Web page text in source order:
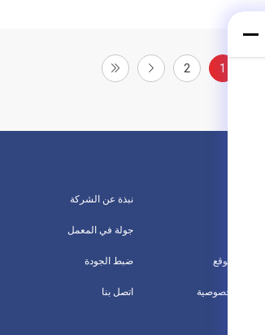
1
2
نبذة عن الشركة
جولة في المعمل
ضبط الجودة
اتصل بنا
خريطة الموقع
سياسة الخصوصية